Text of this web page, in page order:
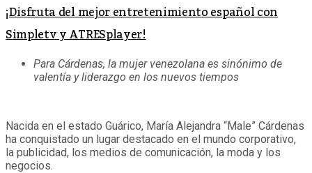
¡Disfruta del mejor entretenimiento español con
Simpletv y ATRESplayer!
Para Cárdenas, la mujer venezolana es sinónimo de
valentía y liderazgo en los nuevos tiempos
Nacida en el estado Guárico, María Alejandra “Male” Cárdenas
ha conquistado un lugar destacado en el mundo corporativo,
la publicidad, los medios de comunicación, la moda y los
negocios.